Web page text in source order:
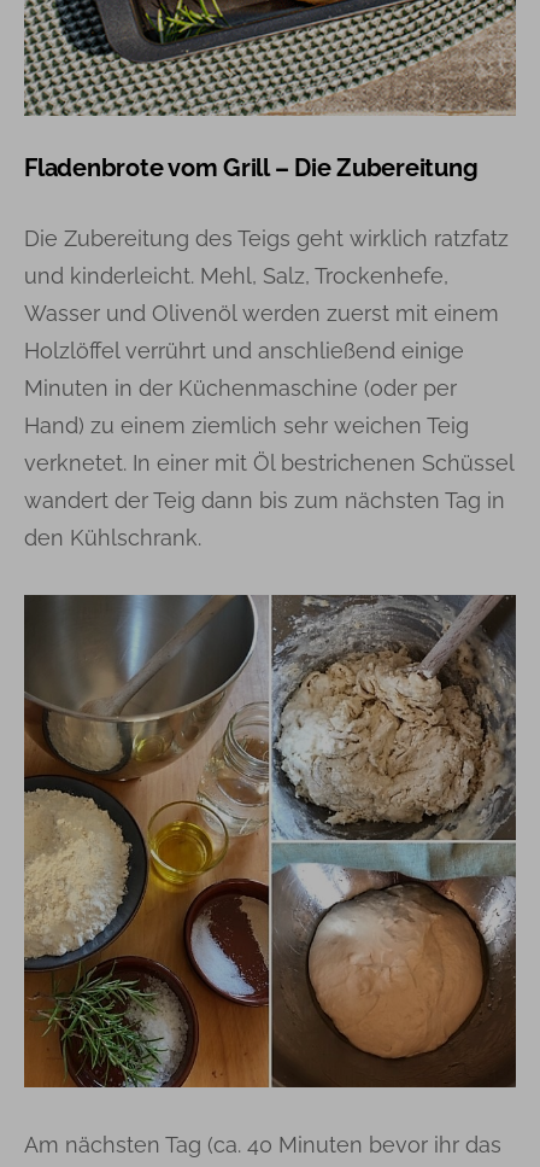
Fladenbrote vom Grill – Die Zubereitung
Die Zubereitung des Teigs geht wirklich ratzfatz
und kinderleicht. Mehl, Salz, Trockenhefe,
Wasser und Olivenöl werden zuerst mit einem
Holzlöffel verrührt und anschließend einige
Minuten in der Küchenmaschine (oder per
Hand) zu einem ziemlich sehr weichen Teig
verknetet. In einer mit Öl bestrichenen Schüssel
wandert der Teig dann bis zum nächsten Tag in
den Kühlschrank.
Am nächsten Tag (ca. 40 Minuten bevor ihr das